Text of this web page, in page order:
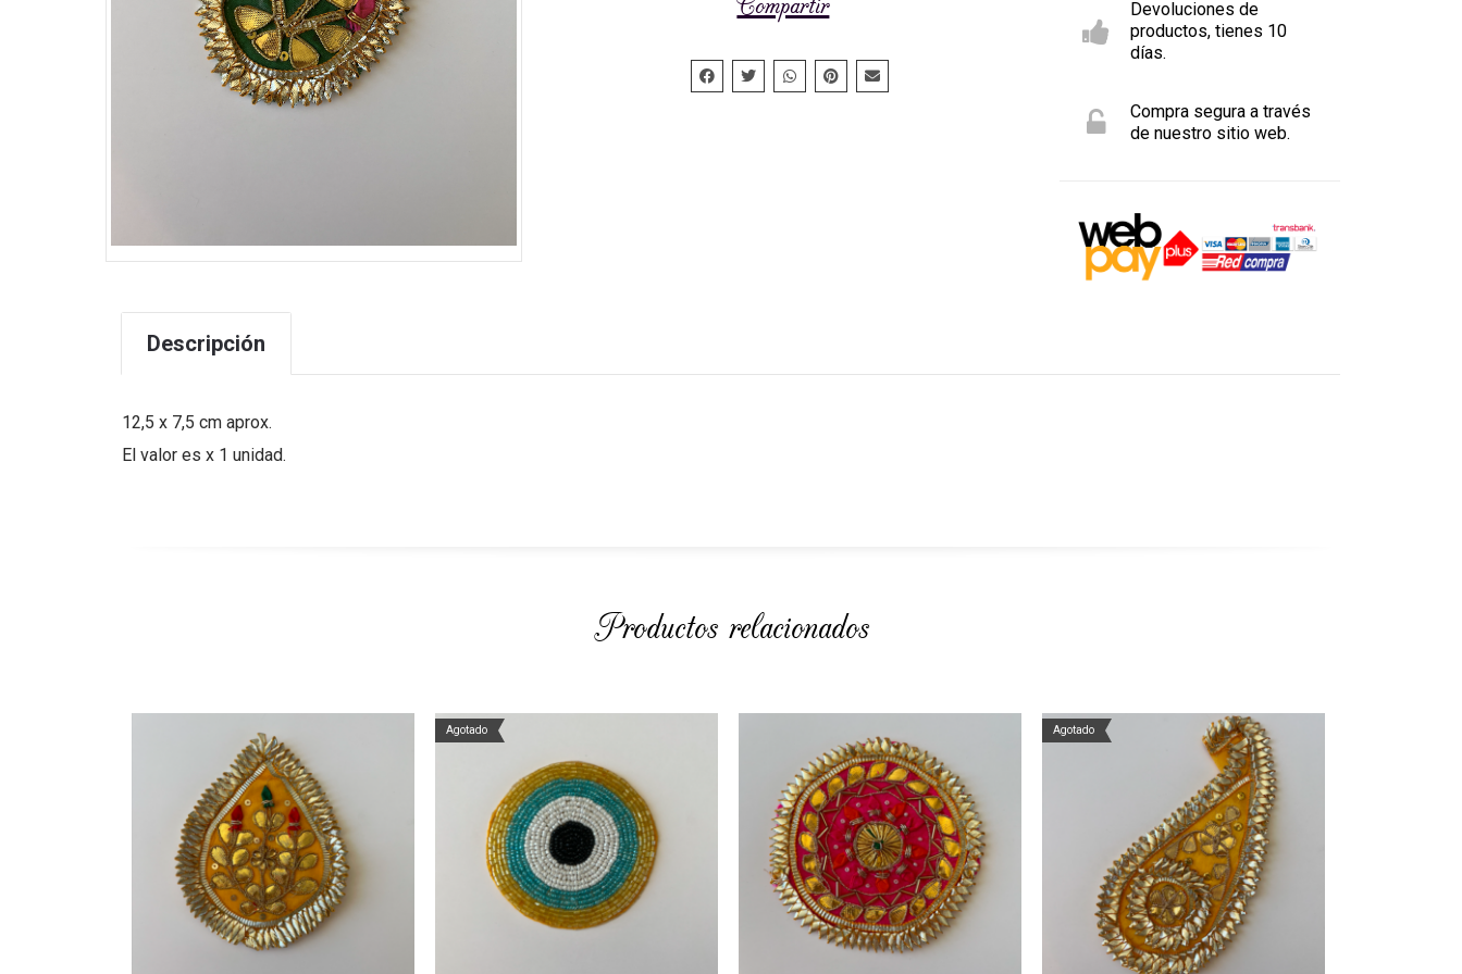
Devoluciones de
productos, tienes 10
días.
Compra segura a través
de nuestro sitio web.
Descripción
12,5 x 7,5 cm aprox.
El valor es x 1 unidad.
Productos relacionados
Agotado Agotado